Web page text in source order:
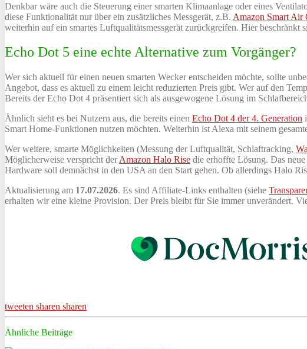
Denkbar wäre auch die Steuerung einer smarten Klimaanlage oder eines
diese Funktionalität nur über ein zusätzliches Messgerät, z.B. Amazon Smart Air
weiterhin auf ein smartes Luftqualitätsmessgerät zurückgreifen. Hier beschränkt
Echo Dot 5 eine echte Alternative zum Vorgänger?
Wer sich aktuell für einen neuen smarten Wecker entscheiden möchte, sollte
Angebot, dass es aktuell zu einem leicht reduzierten Preis gibt. Wer auf den
Bereits der Echo Dot 4 präsentiert sich als ausgewogene Lösung im
Ähnlich sieht es bei Nutzern aus, die bereits einen Echo Dot 4 der 4. Generation
Smart Home-Funktionen nutzen möchten. Weiterhin ist Alexa mit seinem
Wer weitere, smarte Möglichkeiten (Messung der Luftqualität, Schlaftracking,
Möglicherweise verspricht derAmazon Halo Rise die erhoffte Lösung. Das
Hardware soll demnächst in den USA an den Start gehen. Ob allerdings Halo
Aktualisierung am 17.07.2026. Es sind Affiliate-Links enthalten (siehe
erhalten wir eine kleine Provision. Der Preis bleibt für Sie immer unverändert.
tweeten sharen sharen
Ähnliche Beiträge